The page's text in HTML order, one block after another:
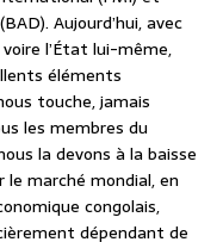
Aujourd’hui, avec
l’État lui-même,
éléments
touche, jamais
les membres du
la devons à la baisse
marché mondial, en
congolais,
dépendant de